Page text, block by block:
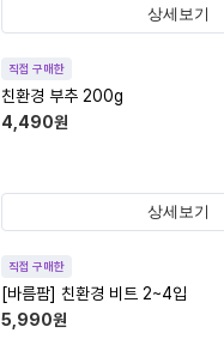
상세보기
직접 구매한
친환경 부추 200g
4,490원
상세보기
직접 구매한
[바름팜] 친환경 비트 2~4입
5,990원